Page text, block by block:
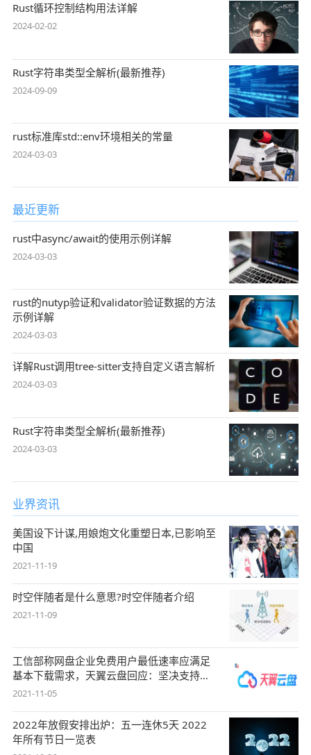
Rust循环控制结构用法详解
2024-02-02
Rust字符串类型全解析(最新推荐)
2024-09-09
rust标准库std::env环境相关的常量
2024-03-03
最近更新
rust中async/await的使用示例详解
2024-03-03
rust的nutyp验证和validator验证数据的方法
示例详解
2024-03-03
详解Rust调用tree-sitter支持自定义语言解析
2024-03-03
Rust字符串类型全解析(最新推荐)
2024-03-03
业界资讯
美国设下计谋,用娘炮文化重塑日本,已影响至
中国
2021-11-19
时空伴随者是什么意思?时空伴随者介绍
2021-11-09
工信部称网盘企业免费用户最低速率应满足
基本下载需求，天翼云盘回应：坚决支持，
始终
2021-11-05
2022年放假安排出炉：五一连休5天 2022
年所有节日一览表